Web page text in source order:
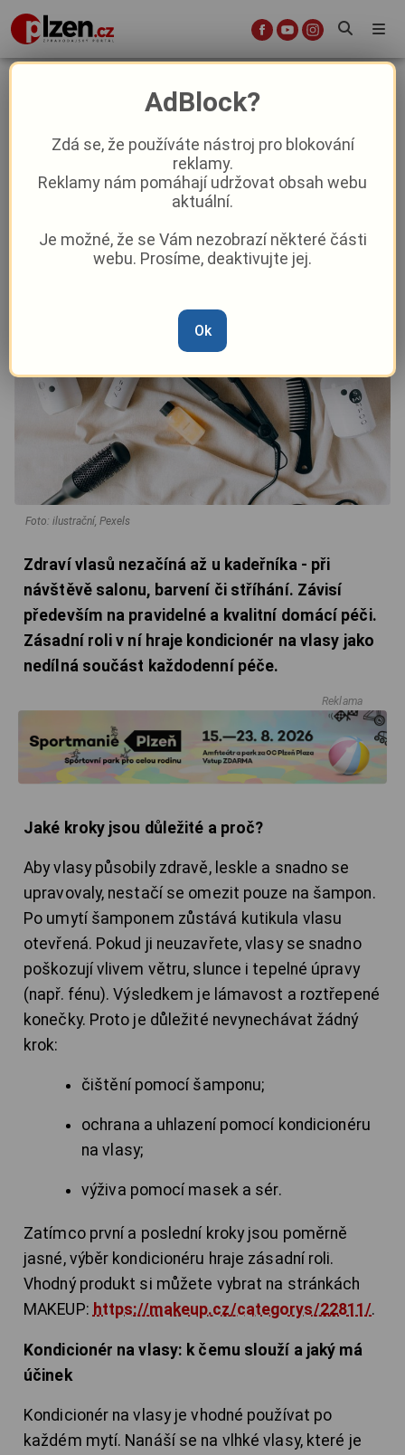
Základy péče o vlasy: jak vytvořit
rutinu pro zdravé a silné vlasy
18. 6.|09:26
Foto: ilustrační, Pexels
Zdraví vlasů nezačíná až u kadeřníka - při
návštěvě salonu, barvení či stříhání. Závisí
především na pravidelné a kvalitní domácí péči.
Zásadní roli v ní hraje kondicionér na vlasy jako
nedílná součást každodenní péče.
Reklama
Jaké kroky jsou důležité a proč?
Aby vlasy působily zdravě, leskle a snadno se
upravovaly, nestačí se omezit pouze na šampon.
Po umytí šamponem zůstává kutikula vlasu
otevřená. Pokud ji neuzavřete, vlasy se snadno
poškozují vlivem větru, slunce i tepelné úpravy
(např. fénu). Výsledkem je lámavost a roztřepené
konečky. Proto je důležité nevynechávat žádný
krok:
čištění pomocí šamponu;
ochrana a uhlazení pomocí kondicionéru
na vlasy;
výživa pomocí masek a sér.
Zatímco první a poslední kroky jsou poměrně
jasné, výběr kondicionéru hraje zásadní roli.
Vhodný produkt si můžete vybrat na stránkách
MAKEUP: https://makeup.cz/categorys/22811/.
Kondicionér na vlasy: k čemu slouží a jaký má
účinek
Kondicionér na vlasy je vhodné používat po
každém mytí. Nanáší se na vlhké vlasy, které je
AdBlock?
Zdá se, že používáte nástroj pro blokování
reklamy.
Reklamy nám pomáhají udržovat obsah webu
aktuální.
Je možné, že se Vám nezobrazí některé části
webu. Prosíme, deaktivujte jej.
Ok